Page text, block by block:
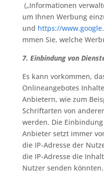
(„Informationen
um Ihnen Werbung
und https://
mmen Sie, welche
7. Einbindung von
Es kann vorkommen,
Onlineangebotes
Anbietern, wie zum
Schriftarten von
werden. Die
Anbieter setzt immer
die IP-Adresse der
die IP-Adresse die
Nutzer senden